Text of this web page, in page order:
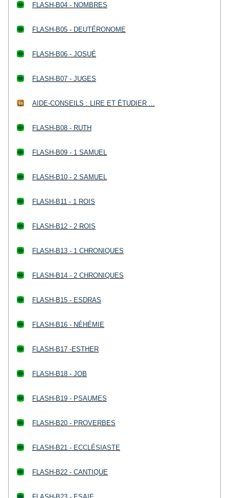
FLASH-B04 - NOMBRES
FLASH-B05 - DEUTÉRONOME
FLASH-B06 - JOSUÉ
FLASH-B07 - JUGES
AIDE-CONSEILS : LIRE ET ÉTUDIER ...
FLASH-B08 - RUTH
FLASH-B09 - 1 SAMUEL
FLASH-B10 - 2 SAMUEL
FLASH-B11 - 1 ROIS
FLASH-B12 - 2 ROIS
FLASH-B13 - 1 CHRONIQUES
FLASH-B14 - 2 CHRONIQUES
FLASH-B15 - ESDRAS
FLASH-B16 - NÉHÉMIE
FLASH-B17 -ESTHER
FLASH-B18 - JOB
FLASH-B19 - PSAUMES
FLASH-B20 - PROVERBES
FLASH-B21 - ECCLÉSIASTE
FLASH-B22 - CANTIQUE